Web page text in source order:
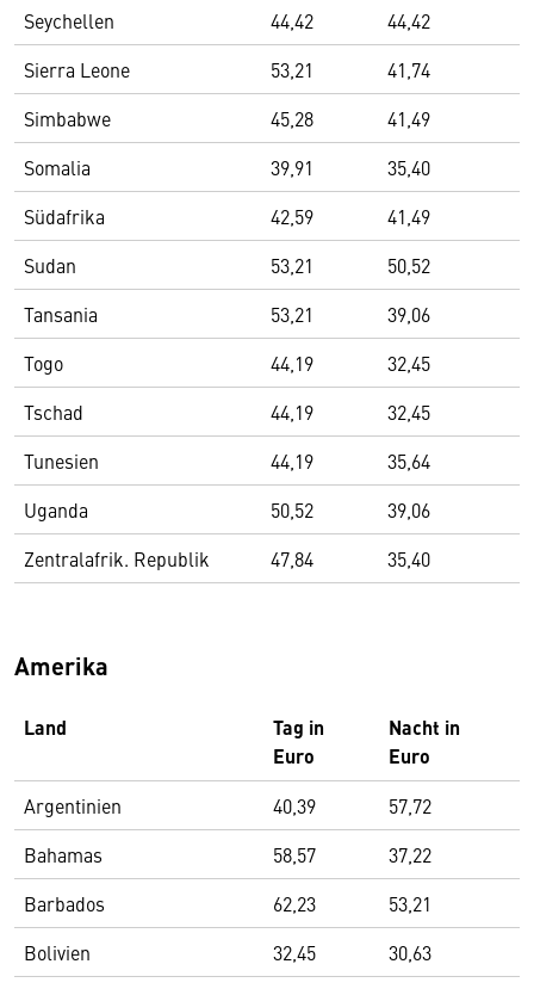
Seychellen
44,42
44,42
Sierra Leone
53,21
41,74
Simbabwe
45,28
41,49
Somalia
39,91
35,40
Südafrika
42,59
41,49
Sudan
53,21
50,52
Tansania
53,21
39,06
Togo
44,19
32,45
Tschad
44,19
32,45
Tunesien
44,19
35,64
Uganda
50,52
39,06
Zentralafrik. Republik
47,84 35,40
Amerika
Land
Tag in
Euro
Nacht in
Euro
Argentinien 40,39
57,72
Bahamas
58,57
37,22
Barbados
62,23
53,21
Bolivien
32,45
30,63